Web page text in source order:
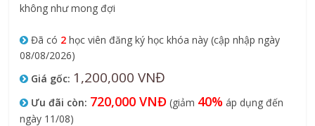
không như mong đợi
Đã có 2 học viên đăng ký học khóa này (cập nhập ngày
08/08/2026)
Giá gốc: 1,200,000 VNĐ
Ưu đãi còn: 720,000 VNĐ (giảm 40% áp dụng đến
ngày 11/08)